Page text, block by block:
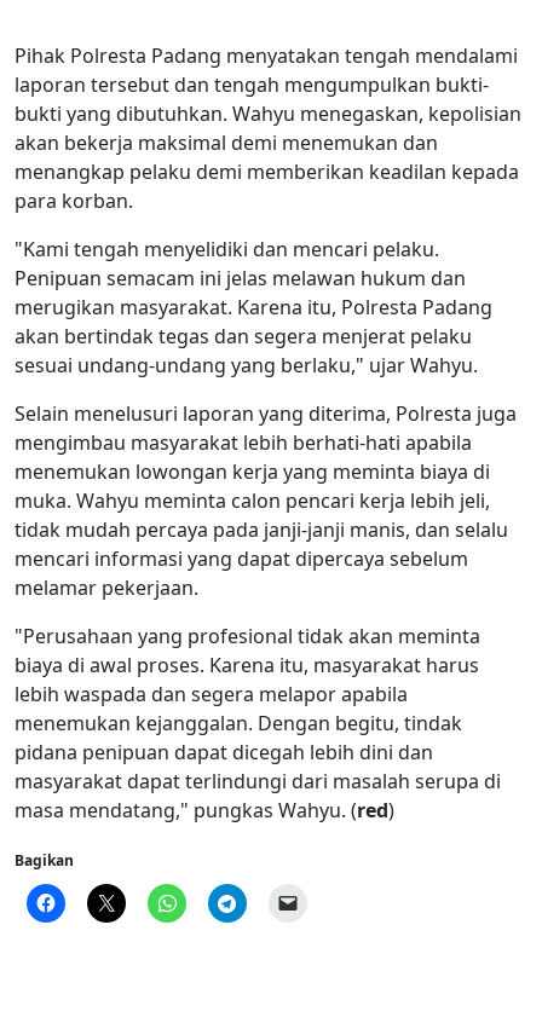
Pihak Polresta Padang menyatakan tengah mendalami
laporan tersebut dan tengah mengumpulkan bukti-
bukti yang dibutuhkan. Wahyu menegaskan, kepolisian
akan bekerja maksimal demi menemukan dan
menangkap pelaku demi memberikan keadilan kepada
para korban.
"Kami tengah menyelidiki dan mencari pelaku.
Penipuan semacam ini jelas melawan hukum dan
merugikan masyarakat. Karena itu, Polresta Padang
akan bertindak tegas dan segera menjerat pelaku
sesuai undang-undang yang berlaku," ujar Wahyu.
Selain menelusuri laporan yang diterima, Polresta juga
mengimbau masyarakat lebih berhati-hati apabila
menemukan lowongan kerja yang meminta biaya di
muka. Wahyu meminta calon pencari kerja lebih jeli,
tidak mudah percaya pada janji-janji manis, dan selalu
mencari informasi yang dapat dipercaya sebelum
melamar pekerjaan.
"Perusahaan yang profesional tidak akan meminta
biaya di awal proses. Karena itu, masyarakat harus
lebih waspada dan segera melapor apabila
menemukan kejanggalan. Dengan begitu, tindak
pidana penipuan dapat dicegah lebih dini dan
masyarakat dapat terlindungi dari masalah serupa di
masa mendatang," pungkas Wahyu. (red)
Bagikan